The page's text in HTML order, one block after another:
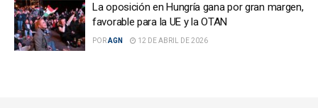
La oposición en Hungría gana por gran margen,
favorable para la UE y la OTAN
PORAGN 12 DE ABRIL DE 2026